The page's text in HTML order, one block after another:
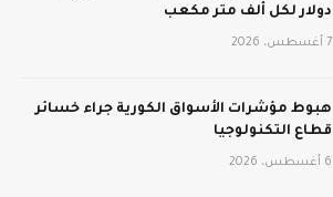
دولار لكل ألف متر مكعب
7 أغسطس، 2026
هبوط مؤشرات الأسواق الكورية جراء خسائر
قطاع التكنولوجيا
6 أغسطس، 2026